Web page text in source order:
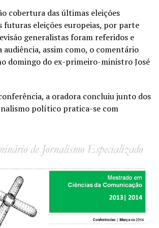
cobertura das últimas eleições
futuras eleições europeias, por parte
generalistas foram referidos e
audiência, assim como, o comentário
domingo do ex-primeiro-ministro José
a oradora concluiu junto dos
político pratica-se com